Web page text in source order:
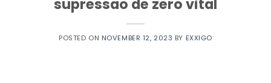
supressao de zero vital
POSTED ON NOVEMBER 12, 2023 BY EXXIGO